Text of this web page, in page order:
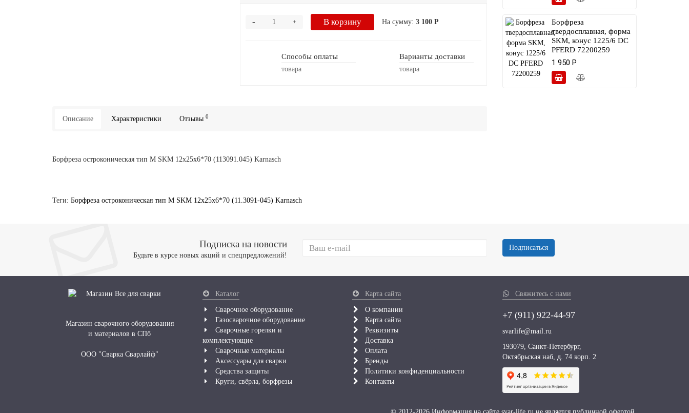
+
- В корзину На сумму: 3 100 Р
Способы оплаты
товара
Варианты доставки
товара
Описание Характеристики Отзывы 0
Борфреза остроконическая тип M SKM 12х25х6*70 (113091.045) Karnasch
Теги: Борфреза остроконическая тип M SKM 12х25х6*70 (11.3091-045) Karnasch
Борфреза
твердосплавная, форма
SKM, конус 1225/6 DC
PFERD 72200259
1 950 Р
Подписка на новости
Будьте в курсе новых акций и спецпредложений!
Подписаться
Магазин сварочного оборудования
и материалов в СПб
ООО "Сварка Сварлайф"
Каталог
Сварочное оборудование
Газосварочное оборудование
Сварочные горелки и
комплектующие
Сварочные материалы
Аксессуары для сварки
Средства защиты
Круги, свёрла, борфрезы
Карта сайта
О компании
Карта сайта
Реквизиты
Доставка
Оплата
Бренды
Политики конфиденциальности
Контакты
Свяжитесь с нами
+7 (911)922-44-97
svarlife@mail.ru
193079, Санкт-Петербург,
Октябрьская наб, д. 74 корп. 2